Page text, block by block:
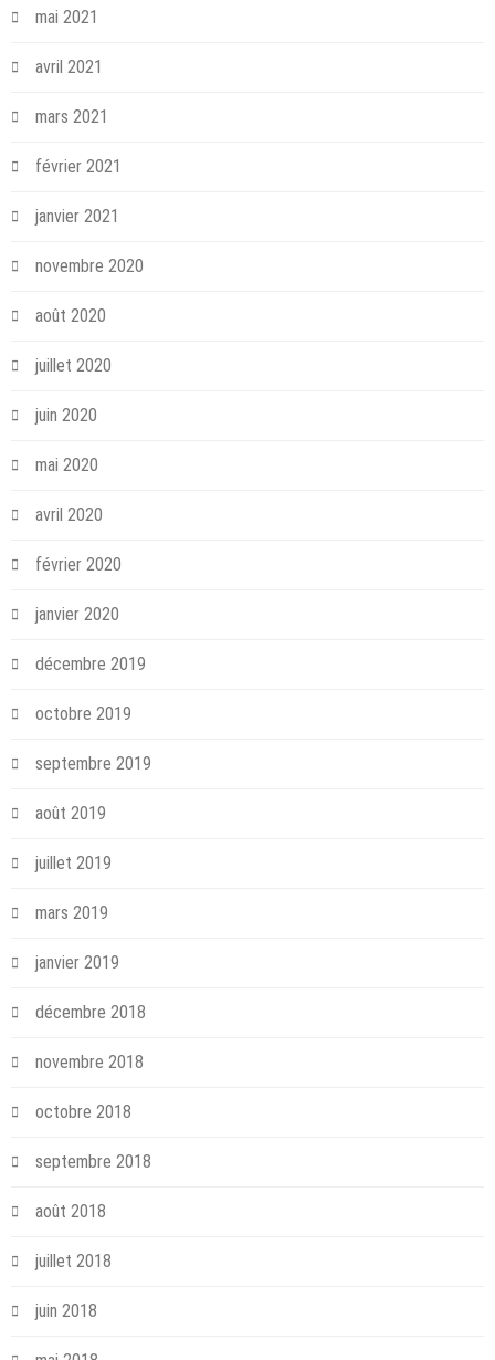
mai 2021
avril 2021
mars 2021
février 2021
janvier 2021
novembre 2020
août 2020
juillet 2020
juin 2020
mai 2020
avril 2020
février 2020
janvier 2020
décembre 2019
octobre 2019
septembre 2019
août 2019
juillet 2019
mars 2019
janvier 2019
décembre 2018
novembre 2018
octobre 2018
septembre 2018
août 2018
juillet 2018
juin 2018